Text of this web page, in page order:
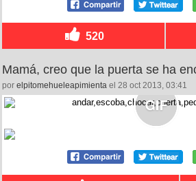
520
Mamá, creo que la puerta se ha
por elpitomehueleapimienta el 28 oct 2013, 03:41